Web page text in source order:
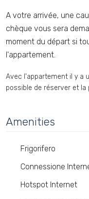
A votre arrivée, une
chèque vous sera
moment du départ si
l'appartement.
Avec l'appartement il y a
possible de réserver et
Amenities
Frigorifero
Connessione
Hotspot Internet